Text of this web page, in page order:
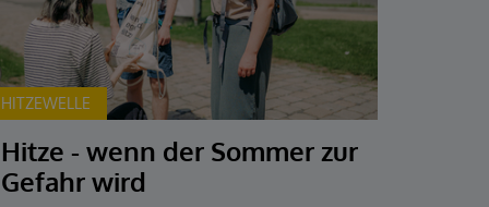
HITZEWELLE
Hitze - wenn der Sommer zur
Gefahr wird